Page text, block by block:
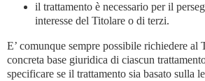
il trattamento è necessario per il
interesse del Titolare o di terzi.
E’ comunque sempre possibile richiedere al
concreta base giuridica di ciascun
specificare se il trattamento sia basato sulla